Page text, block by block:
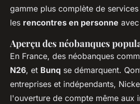
gamme plus complète de
les rencontres en personne
Aperçu des néobanques
En France, des néobanques
N26, et Bunq se démarquent.
entreprises et indépendants,
l'ouverture de compte même aux